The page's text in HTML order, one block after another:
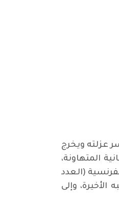
عزلته ويخرج
المتهاونة،
(العدد
الأخيرة، وإلى